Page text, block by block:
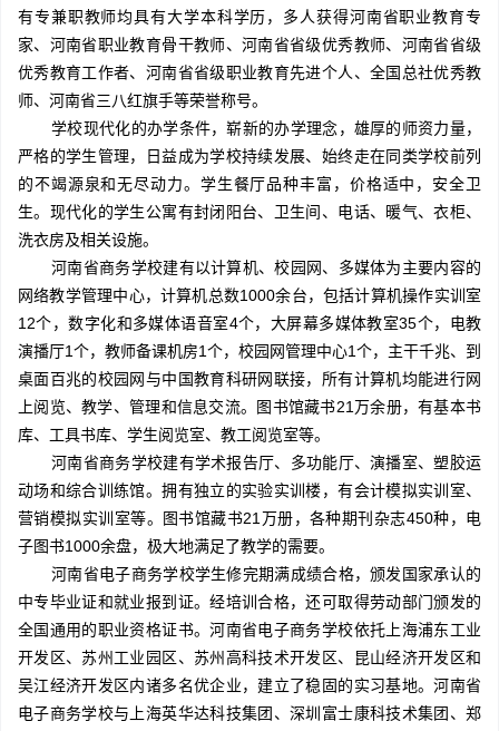
有专兼职教师均具有大学本科学历，多人获得河南省职业教育专
家、河南省职业教育骨干教师、河南省省级优秀教师、河南省省级
优秀教育工作者、河南省省级职业教育先进个人、全国总社优秀教
师、河南省三八红旗手等荣誉称号。
学校现代化的办学条件，崭新的办学理念，雄厚的师资力量，
严格的学生管理，日益成为学校持续发展、始终走在同类学校前列
的不竭源泉和无尽动力。学生餐厅品种丰富，价格适中，安全卫
生。现代化的学生公寓有封闭阳台、卫生间、电话、暖气、衣柜、
洗衣房及相关设施。
河南省商务学校建有以计算机、校园网、多媒体为主要内容的
网络教学管理中心，计算机总数1000余台，包括计算机操作实训室
12个，数字化和多媒体语音室4个，大屏幕多媒体教室35个，电教
演播厅1个，教师备课机房1个，校园网管理中心1个，主干千兆、到
桌面百兆的校园网与中国教育科研网联接，所有计算机均能进行网
上阅览、教学、管理和信息交流。图书馆藏书21万余册，有基本书
库、工具书库、学生阅览室、教工阅览室等。
河南省商务学校建有学术报告厅、多功能厅、演播室、塑胶运
动场和综合训练馆。拥有独立的实验实训楼，有会计模拟实训室、
营销模拟实训室等。图书馆藏书21万册，各种期刊杂志450种，电
子图书1000余盘，极大地满足了教学的需要。
河南省电子商务学校学生修完期满成绩合格，颁发国家承认的
中专毕业证和就业报到证。经培训合格，还可取得劳动部门颁发的
全国通用的职业资格证书。河南省电子商务学校依托上海浦东工业
开发区、苏州工业园区、苏州高科技术开发区、昆山经济开发区和
吴江经济开发区内诸多名优企业，建立了稳固的实习基地。河南省
电子商务学校与上海英华达科技集团、深圳富士康科技术集团、郑